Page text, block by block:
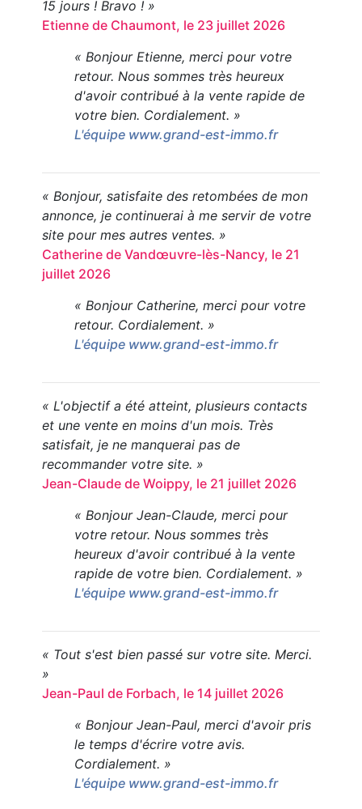
15 jours ! Bravo ! »
Etienne de Chaumont, le 23 juillet 2026
« Bonjour Etienne, merci pour votre
retour. Nous sommes très heureux
d'avoir contribué à la vente rapide de
votre bien. Cordialement. »
L'équipe www.grand-est-immo.fr
« Bonjour, satisfaite des retombées de mon
annonce, je continuerai à me servir de votre
site pour mes autres ventes. »
Catherine de Vandœuvre-lès-Nancy, le 21
juillet 2026
« Bonjour Catherine, merci pour votre
retour. Cordialement. »
L'équipe www.grand-est-immo.fr
« L'objectif a été atteint, plusieurs contacts
et une vente en moins d'un mois. Très
satisfait, je ne manquerai pas de
recommander votre site. »
Jean-Claude de Woippy, le 21 juillet 2026
« Bonjour Jean-Claude, merci pour
votre retour. Nous sommes très
heureux d'avoir contribué à la vente
rapide de votre bien. Cordialement. »
L'équipe www.grand-est-immo.fr
« Tout s'est bien passé sur votre site. Merci.
»
Jean-Paul de Forbach, le 14 juillet 2026
« Bonjour Jean-Paul, merci d'avoir pris
le temps d'écrire votre avis.
Cordialement. »
L'équipe www.grand-est-immo.fr